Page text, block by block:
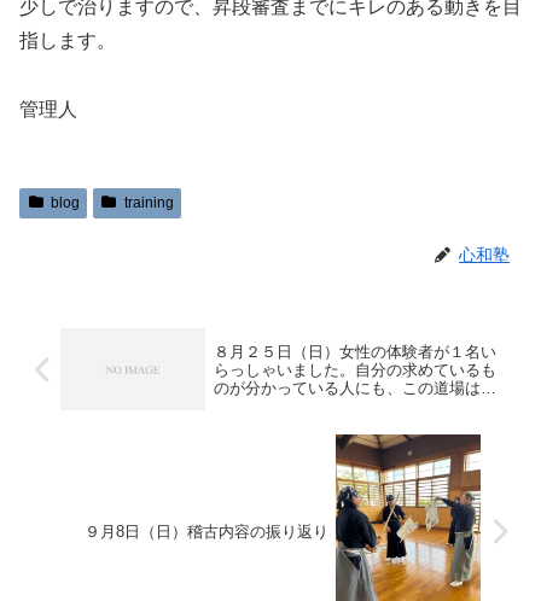
少しで治りますので、昇段審査までにキレのある動きを目
指します。
管理人
blog training
心和塾
８月２５日（日）女性の体験者が１名い
らっしゃいました。自分の求めているも
のが分かっている人にも、この道場は対
きますので、ゆっくり判断していただき
９月8日（日）稽古内容の振り返り